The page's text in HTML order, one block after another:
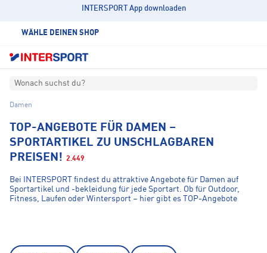
INTERSPORT App downloaden
WÄHLE DEINEN SHOP
Wonach suchst du?
Damen
TOP-ANGEBOTE FÜR DAMEN –
SPORTARTIKEL ZU UNSCHLAGBAREN
PREISEN! 2.449
Bei INTERSPORT findest du attraktive Angebote für Damen auf
Sportartikel und -bekleidung für jede Sportart. Ob für Outdoor,
Fitness, Laufen oder Wintersport – hier gibt es TOP-Angebote